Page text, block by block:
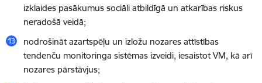
izklaides pasākumus sociāli atbildīgā un atkarības riskus
neradošā veidā;
nodrošināt azartspēļu un izložu nozares attīstības
tendenču monitoringa sistēmas izveidi, iesaistot VM, kā arī
nozares pārstāvjus;